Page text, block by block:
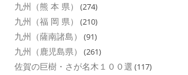
九州（熊 本 県） (274)
九州（福 岡 県） (210)
九州（薩南諸島） (91)
九州（鹿児島県） (261)
佐賀の巨樹・さが名木１００選 (117)